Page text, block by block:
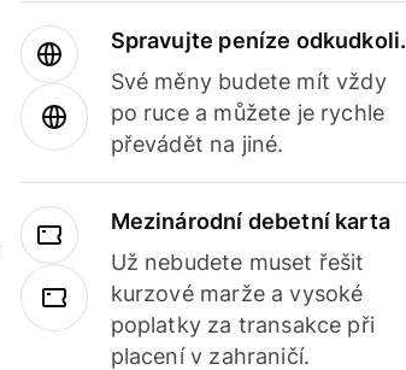
Spravujte peníze odkudkoli.
Své měny budete mít vždy
po ruce a můžete je rychle
převádět na jiné.
Mezinárodní debetní karta
Už nebudete muset řešit
kurzové marže a vysoké
poplatky za transakce při
placení v zahraničí.